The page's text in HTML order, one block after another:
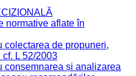
normative aflate în
colectarea de propuneri,
L 52/2003
consemnarea și analizarea